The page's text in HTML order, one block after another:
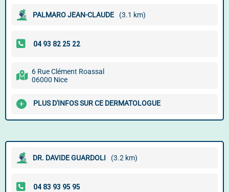
PALMARO JEAN-CLAUDE (3.1 km)
6 Rue Clément Roassal
06000 Nice
PLUS D'INFOS SUR CE DERMATOLOGUE
DR. DAVIDE GUARDOLI (3.2 km)